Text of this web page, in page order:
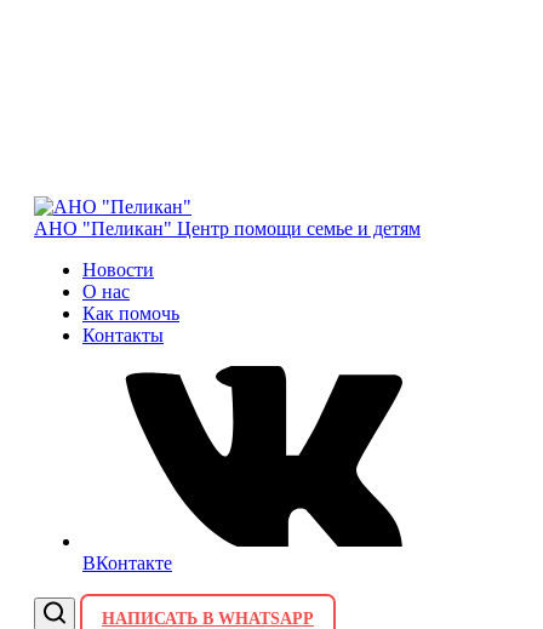
АНО "Пеликан" Центр помощи семье и детям
Новости
О нас
Как помочь
Контакты
ВКонтакте
НАПИСАТЬ В WHATSAPP